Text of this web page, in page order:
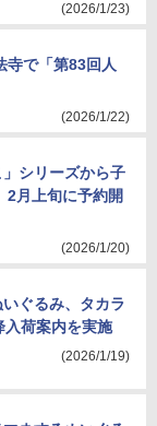
(2026/1/23)
寺で「第83回人
(2026/1/22)
シリーズから子
2月上旬に予約開
(2026/1/20)
ぐるみ、タカラ
入荷案内を実施
(2026/1/19)